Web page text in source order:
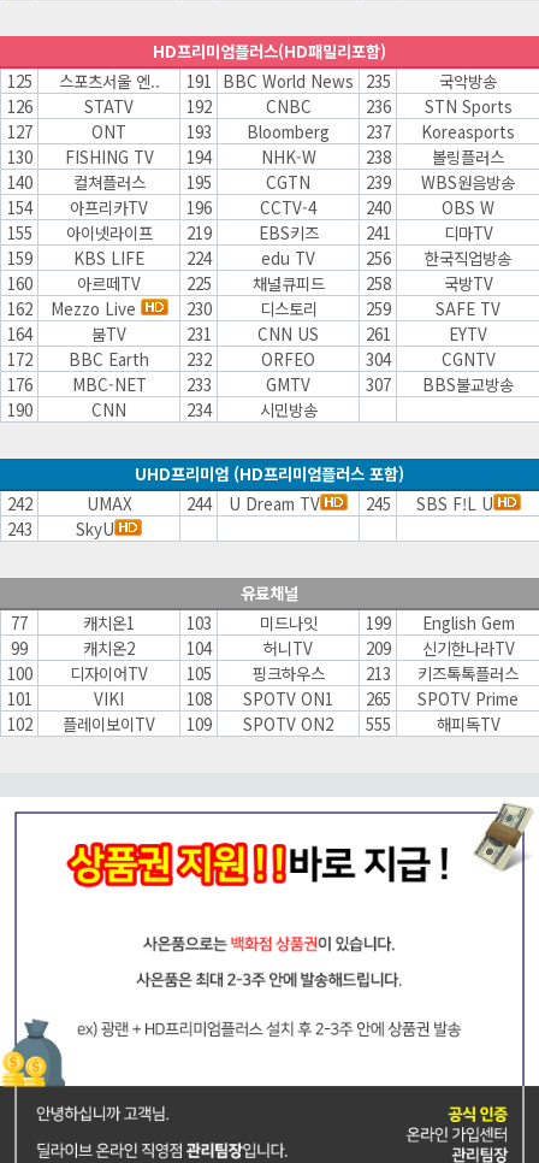
HD프리미엄플러스(HD패밀리포함)
125
스포츠서울 엔.. 191 BBC World News 235
국악방송
126
STATV 192 CNBC 236
STN Sports
127
ONT 193 Bloomberg 237
Koreasports
130
FISHING TV 194 NHK-W 238
볼링플러스
140
컬쳐플러스 195 CGTN 239
WBS원음방송
154
아프리카TV 196 CCTV-4 240
OBS W
155
아이넷라이프 219 EBS키즈 241
디마TV
159
KBS LIFE 224 edu TV 256
한국직업방송
160
아르떼TV 225 채널큐피드 258
국방TV
162
Mezzo Live 230 디스토리 259
SAFE TV
164
붐TV 231 CNN US 261
EYTV
172
BBC Earth 232 ORFEO 304
CGNTV
176
MBC-NET 233 GMTV 307
BBS불교방송
190
CNN 234 시민방송
UHD프리미엄 (HD프리미엄플러스 포함)
242
UMAX 244 U Dream TV 245
SBS F!L U
243
SkyU
유료채널
77
캐치온1 103 미드나잇 199
English Gem
99
캐치온2 104 허니TV 209
신기한나라TV
100
디자이어TV 105 핑크하우스 213
키즈톡톡플러스
101
VIKI 108 SPOTV ON1 265
SPOTV Prime
102
플레이보이TV 109 SPOTV ON2 555 해피독TV